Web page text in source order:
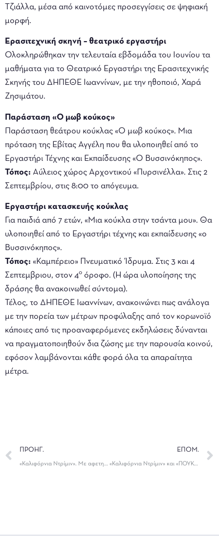
Τζιάλλα, μέσα από καινοτόμες προσεγγίσεις σε ψηφιακή
μορφή.
Ερασιτεχνική σκηνή – θεατρικό εργαστήρι
Ολοκληρώθηκαν την τελευταία εβδομάδα του Ιουνίου τα
μαθήματα για το Θεατρικό Εργαστήρι της Ερασιτεχνικής
Σκηνής του ΔΗΠΕΘΕ Ιωαννίνων, με την ηθοποιό, Χαρά
Ζησιμάτου.
Παράσταση «Ο μωβ κούκος»
Παράσταση θεάτρου κούκλας «Ο μωβ κούκος». Μια
πρόταση της Εβίτας Αγγέλη που θα υλοποιηθεί από το
Εργαστήρι Τέχνης και Εκπαίδευσης «Ο Βυσσινόκηπος».
Τόπος: Αύλειος χώρος Αρχοντικού «Πυρσινέλλα». Στις 2
Σεπτεμβρίου, στις 8:00 το απόγευμα.
Εργαστήρι κατασκευής κούκλας
Για παιδιά από 7 ετών, «Μια κούκλα στην τσάντα μου». Θα
υλοποιηθεί από το Εργαστήρι τέχνης και εκπαίδευσης «ο
Βυσσινόκηπος».
Τόπος: «Καμπέρειο» Πνευματικό Ίδρυμα. Στις 3 και 4
Σεπτεμβριου, στον 4ο όροφο. (Η ώρα υλοποίησης της
δράσης θα ανακοινωθεί σύντομα).
Τέλος, το ΔΗΠΕΘΕ Ιωαννίνων, ανακοινώνει πως ανάλογα
με την πορεία των μέτρων προφύλαξης από τον κορωνοϊό
κάποιες από τις προαναφερόμενες εκδηλώσεις δύνανται
να πραγματοποιηθούν δια ζώσης με την παρουσία κοινού,
εφόσον λαμβάνονται κάθε φορά όλα τα απαραίτητα
μέτρα.
ΠΡΟΗΓ.
«Καλιφόρνια Ντρίμιν». Με αφετηρία τα Γιάννενα, αρχίζει το ταξίδι σε όλη την Ελλάδα
ΕΠΟΜ.
«Καλιφόρνια Ντρίμιν» και «ΠΟΥΚαιρός για έρωτες» με όλα τα μέτρα υγιεινής